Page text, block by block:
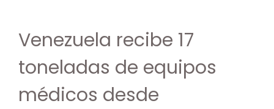
Venezuela recibe 17
toneladas de equipos
médicos desde